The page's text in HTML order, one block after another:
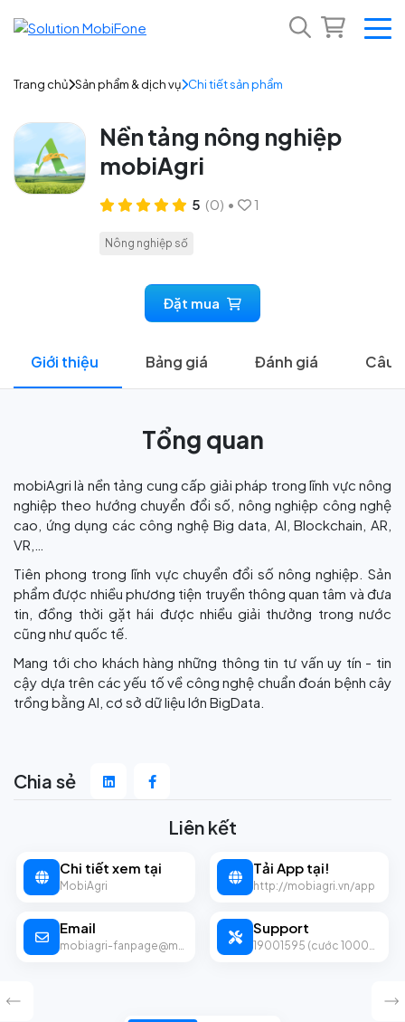
Trang chủ Sản phẩm & dịch vụ Chi tiết sản phẩm
Nền tảng nông nghiệp
mobiAgri
5 (0) • 1
Nông nghiệp số
Đặt mua
Giới thiệu Bảng giá Đánh giá Câu
Tổng quan
mobiAgri là nền tảng cung cấp giải pháp trong lĩnh vực nông
nghiệp theo hướng chuyển đổi số, nông nghiệp công nghệ
cao, ứng dụng các công nghệ Big data, AI, Blockchain, AR,
VR,…
Tiên phong trong lĩnh vực chuyển đổi số nông nghiệp. Sản
phẩm được nhiều phương tiện truyền thông quan tâm và đưa
tin, đồng thời gặt hái được nhiều giải thưởng trong nước
cũng như quốc tế.
Mang tới cho khách hàng những thông tin tư vấn uy tín - tin
cậy dựa trên các yếu tố về công nghệ chuẩn đoán bệnh cây
trồng bằng AI, cơ sở dữ liệu lớn BigData.
Chia sẻ
Liên kết
Chi tiết xem tại
MobiAgri
Tải App tại!
http://mobiagri.vn/app
Email
mobiagri-fanpage@mobifone.vn
Support
19001595 (cước 1000d/p)